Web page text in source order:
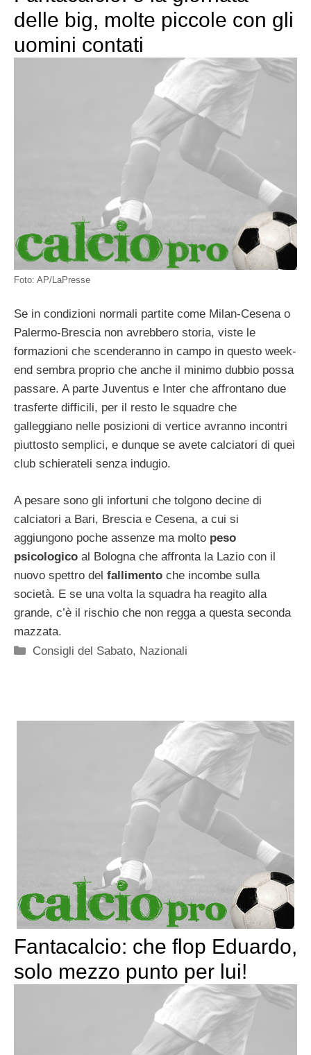
delle big, molte piccole con gli
uomini contati
Foto: AP/LaPresse
Se in condizioni normali partite come Milan-Cesena o
Palermo-Brescia non avrebbero storia, viste le
formazioni che scenderanno in campo in questo week-
end sembra proprio che anche il minimo dubbio possa
passare. A parte Juventus e Inter che affrontano due
trasferte difficili, per il resto le squadre che
galleggiano nelle posizioni di vertice avranno incontri
piuttosto semplici, e dunque se avete calciatori di quei
club schierateli senza indugio.
A pesare sono gli infortuni che tolgono decine di
calciatori a Bari, Brescia e Cesena, a cui si
aggiungono poche assenze ma molto peso
psicologico al Bologna che affronta la Lazio con il
nuovo spettro del fallimento che incombe sulla
società. E se una volta la squadra ha reagito alla
grande, c’è il rischio che non regga a questa seconda
mazzata.
Categorie
Consigli del Sabato, Nazionali
Fantacalcio: che flop Eduardo,
solo mezzo punto per lui!